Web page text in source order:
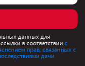
данных для
в соответствии с
прав, связанных с
дачи